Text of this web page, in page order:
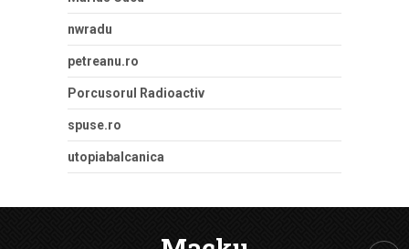
nwradu
petreanu.ro
Porcusorul Radioactiv
spuse.ro
utopiabalcanica